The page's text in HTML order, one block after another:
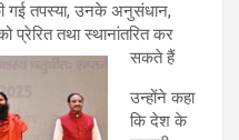
की गई तपस्या, उनके अनुसंधान,
प्रेरित तथा स्थानांतरित कर
सकते हैं
उन्होंने कहा
कि देश के